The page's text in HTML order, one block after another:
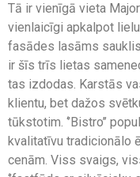
Tā ir vienīgā vieta
vienlaicīgi apkalpot lielu
fasādes lasāms sauklis
ir šīs trīs lietas
tas izdodas. Karstās
klientu, bet dažos
tūkstotim. ‘’Bistro’’
kvalitatīvu tradicionālo
cenām. Viss svaigs,